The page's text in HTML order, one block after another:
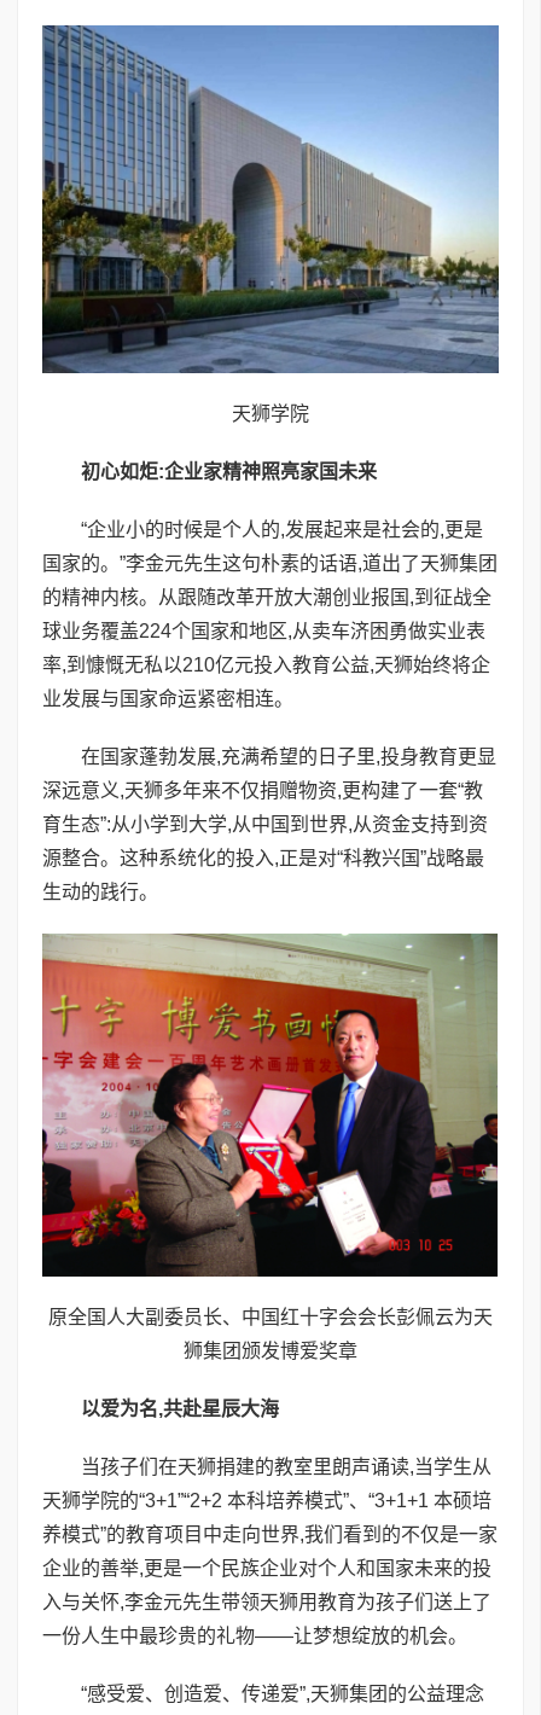
天狮学院
初心如炬:企业家精神照亮家国未来
“企业小的时候是个人的,发展起来是社会的,更是
国家的。”李金元先生这句朴素的话语,道出了天狮集团
的精神内核。从跟随改革开放大潮创业报国,到征战全
球业务覆盖224个国家和地区,从卖车济困勇做实业表
率,到慷慨无私以210亿元投入教育公益,天狮始终将企
业发展与国家命运紧密相连。
在国家蓬勃发展,充满希望的日子里,投身教育更显
深远意义,天狮多年来不仅捐赠物资,更构建了一套“教
育生态”:从小学到大学,从中国到世界,从资金支持到资
源整合。这种系统化的投入,正是对“科教兴国”战略最
生动的践行。
原全国人大副委员长、中国红十字会会长彭佩云为天
狮集团颁发博爱奖章
以爱为名,共赴星辰大海
当孩子们在天狮捐建的教室里朗声诵读,当学生从
天狮学院的“3+1”“2+2 本科培养模式”、“3+1+1 本硕培
养模式”的教育项目中走向世界,我们看到的不仅是一家
企业的善举,更是一个民族企业对个人和国家未来的投
入与关怀,李金元先生带领天狮用教育为孩子们送上了
一份人生中最珍贵的礼物——让梦想绽放的机会。
“感受爱、创造爱、传递爱”,天狮集团的公益理念